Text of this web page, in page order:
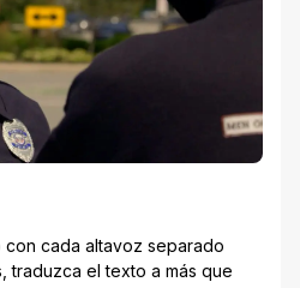
cada altavoz separado
traduzca el texto a más que